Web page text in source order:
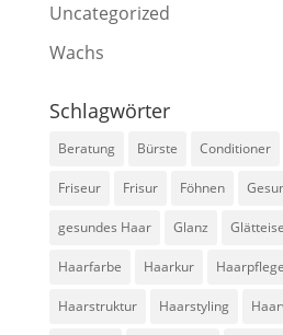
Uncategorized
Wachs
Schlagwörter
Beratung Bürste Conditioner
Friseur Frisur Föhnen
gesundes Haar Glanz
Haarfarbe Haarkur Haarpflege
Haarstruktur Haarstyling